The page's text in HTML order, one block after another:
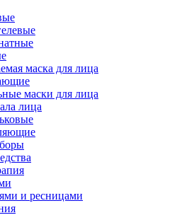
маска для лица
маски для лица
лица
и ресницами